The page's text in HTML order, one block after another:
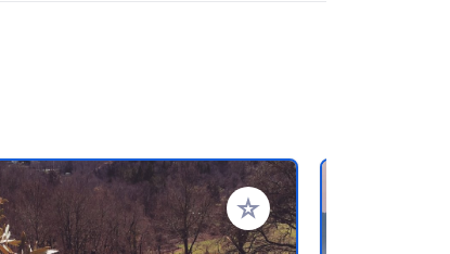
Ajouter à vos favoris